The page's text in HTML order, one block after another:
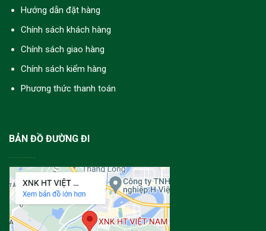
Hướng dẫn đặt hàng
Chính sách khách hàng
Chính sách giao hàng
Chính sách kiểm hàng
Phương thức thanh toán
BẢN ĐỒ ĐƯỜNG ĐI